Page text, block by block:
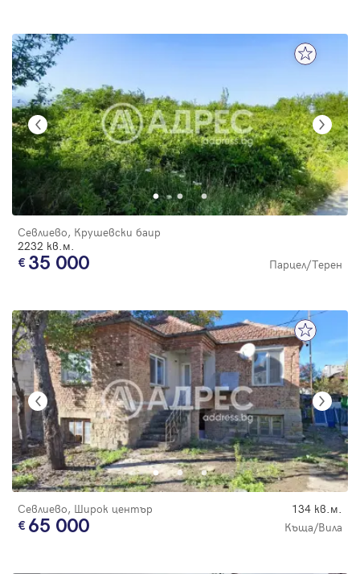
Севлиево, Крушевски баир
2232 кв.м.
35 000 Парцел/Терен
Севлиево, Широк център 134 кв.м.
65 000 Къща/Вила